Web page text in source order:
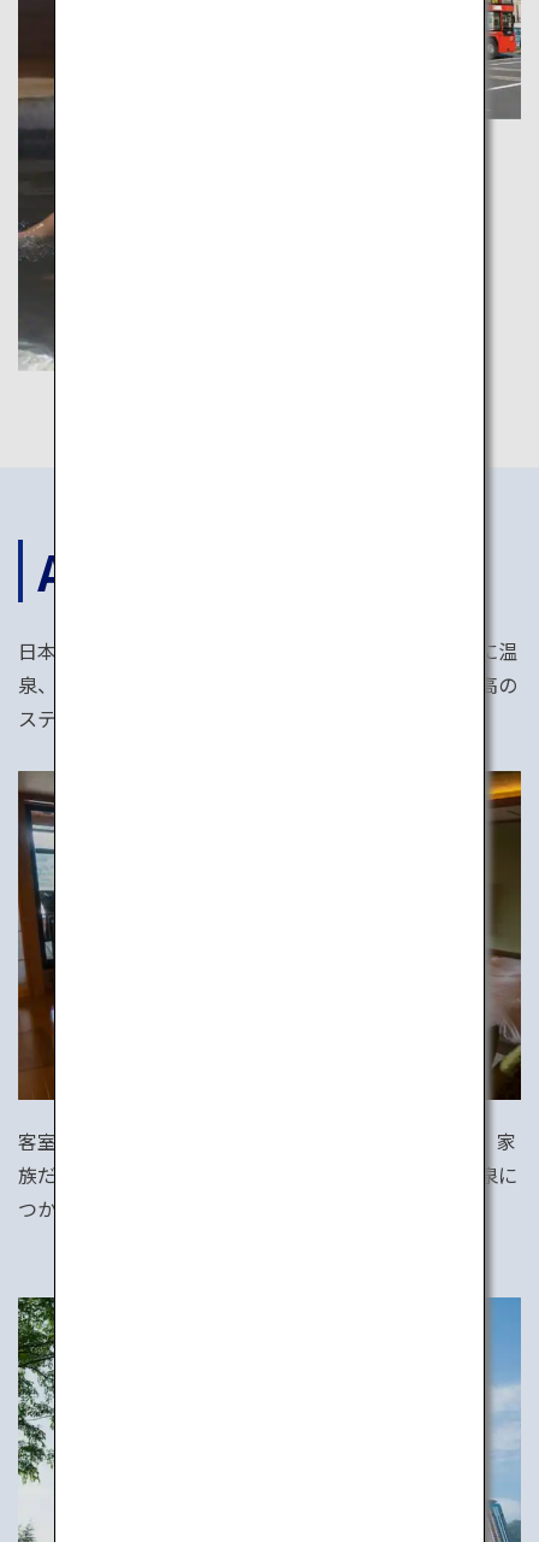
ACCOMODATIONS
日本の温かいおもてなしは世界最高峰。おいしい食事に温
泉、そして隅々まで行き届いた気配りで、心安らぐ最高の
ステイを提供します。
客室で露天風呂が楽しめる温泉宿もたくさんあります。家
族だけのプライベート空間で、リラックスしながら温泉に
つかれば、旅の疲れも癒されること間違いなしです。